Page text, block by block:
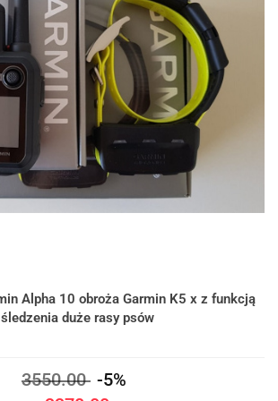
Alpha 10 obroża Garmin K5 x z funkcją
śledzenia duże rasy psów
3550.00 -5%